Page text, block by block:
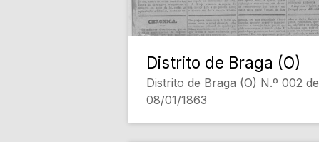
Distrito de Braga (O)
Distrito de Braga (O) N.º 002 de
08/01/1863